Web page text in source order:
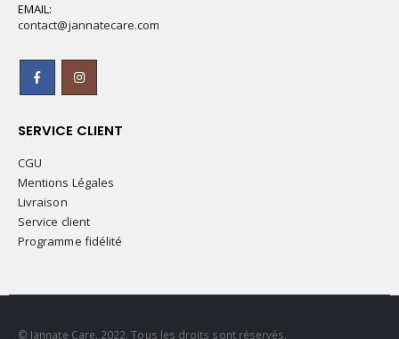
EMAIL:
contact@jannatecare.com
SERVICE CLIENT
CGU
Mentions Légales
Livraison
Service client
Programme fidélité
© Jannate Care. 2022. Tous les droits sont réservés.